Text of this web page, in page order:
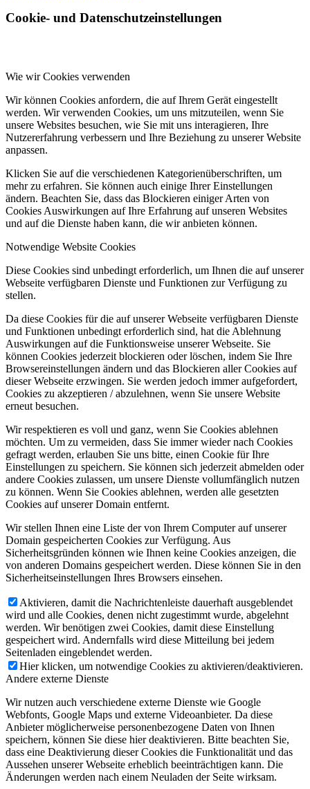
Cookie- und Datenschutzeinstellungen
Wie wir Cookies verwenden
Wir können Cookies anfordern, die auf Ihrem Gerät eingestellt
werden. Wir verwenden Cookies, um uns mitzuteilen, wenn Sie
unsere Websites besuchen, wie Sie mit uns interagieren, Ihre
Nutzererfahrung verbessern und Ihre Beziehung zu unserer Website
anpassen.
Klicken Sie auf die verschiedenen Kategorienüberschriften, um
mehr zu erfahren. Sie können auch einige Ihrer Einstellungen
ändern. Beachten Sie, dass das Blockieren einiger Arten von
Cookies Auswirkungen auf Ihre Erfahrung auf unseren Websites
und auf die Dienste haben kann, die wir anbieten können.
Notwendige Website Cookies
Diese Cookies sind unbedingt erforderlich, um Ihnen die auf unserer
Webseite verfügbaren Dienste und Funktionen zur Verfügung zu
stellen.
Da diese Cookies für die auf unserer Webseite verfügbaren Dienste
und Funktionen unbedingt erforderlich sind, hat die Ablehnung
Auswirkungen auf die Funktionsweise unserer Webseite. Sie
können Cookies jederzeit blockieren oder löschen, indem Sie Ihre
Browsereinstellungen ändern und das Blockieren aller Cookies auf
dieser Webseite erzwingen. Sie werden jedoch immer aufgefordert,
Cookies zu akzeptieren / abzulehnen, wenn Sie unsere Website
erneut besuchen.
Wir respektieren es voll und ganz, wenn Sie Cookies ablehnen
möchten. Um zu vermeiden, dass Sie immer wieder nach Cookies
gefragt werden, erlauben Sie uns bitte, einen Cookie für Ihre
Einstellungen zu speichern. Sie können sich jederzeit abmelden oder
andere Cookies zulassen, um unsere Dienste vollumfänglich nutzen
zu können. Wenn Sie Cookies ablehnen, werden alle gesetzten
Cookies auf unserer Domain entfernt.
Wir stellen Ihnen eine Liste der von Ihrem Computer auf unserer
Domain gespeicherten Cookies zur Verfügung. Aus
Sicherheitsgründen können wie Ihnen keine Cookies anzeigen, die
von anderen Domains gespeichert werden. Diese können Sie in den
Sicherheitseinstellungen Ihres Browsers einsehen.
Aktivieren, damit die Nachrichtenleiste dauerhaft ausgeblendet
wird und alle Cookies, denen nicht zugestimmt wurde, abgelehnt
werden. Wir benötigen zwei Cookies, damit diese Einstellung
gespeichert wird. Andernfalls wird diese Mitteilung bei jedem
Seitenladen eingeblendet werden.
Hier klicken, um notwendige Cookies zu aktivieren/deaktivieren.
Andere externe Dienste
Wir nutzen auch verschiedene externe Dienste wie Google
Webfonts, Google Maps und externe Videoanbieter. Da diese
Anbieter möglicherweise personenbezogene Daten von Ihnen
speichern, können Sie diese hier deaktivieren. Bitte beachten Sie,
dass eine Deaktivierung dieser Cookies die Funktionalität und das
Aussehen unserer Webseite erheblich beeinträchtigen kann. Die
Änderungen werden nach einem Neuladen der Seite wirksam.